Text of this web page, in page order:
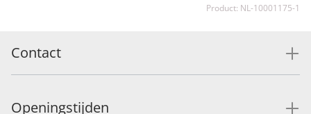
Product: NL-10001175-1
Contact
Openingstijden